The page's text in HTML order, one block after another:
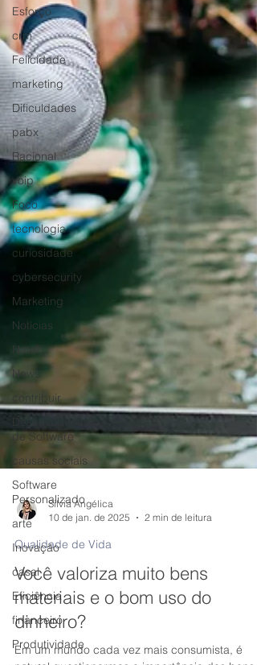
Esforço
crm
Felicidade
marketing
Dificuldades
pabx
Racional
voip
Foco
tecnologia
curiosidade
cybersecurity
Marketing
Notícias
Natal
News
contribuir
de Software
causas sociais
Software
Personalizado
arte
Inovação
casal
Eficiência
financeiro
Produtividade
Silvia Angélica
10 de jan. de 2025
Qualidade de Vida
Você valoriza muito bens
materiais e o bom uso do
dinheiro?